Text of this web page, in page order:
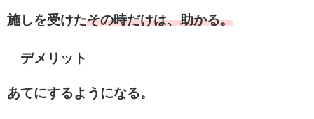
施しを受けたその時だけは、助かる。
デメリット
あてにするようになる。